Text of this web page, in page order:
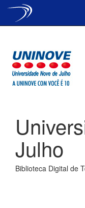
Julho
Biblioteca Digital de